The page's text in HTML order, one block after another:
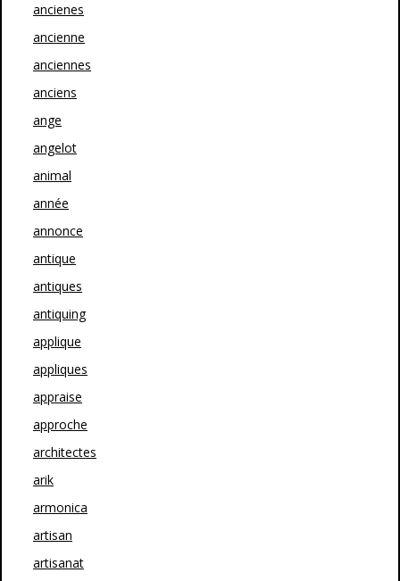
ancienes
ancienne
anciennes
anciens
ange
angelot
animal
année
annonce
antique
antiques
antiquing
applique
appliques
appraise
approche
architectes
arik
armonica
artisan
artisanat